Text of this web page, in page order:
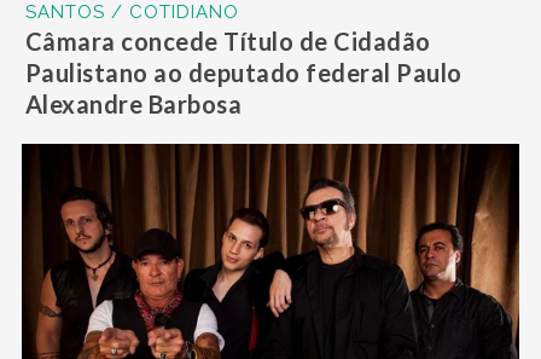
SANTOS / COTIDIANO
Câmara concede Título de Cidadão
Paulistano ao deputado federal Paulo
Alexandre Barbosa